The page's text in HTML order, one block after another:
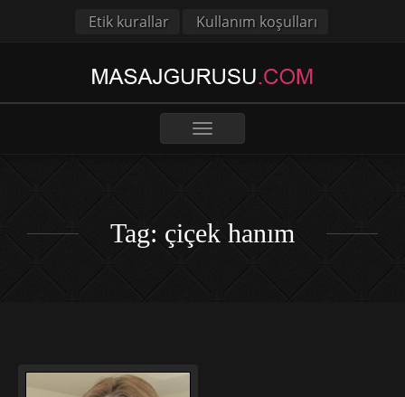
Etik kurallar Kullanım koşulları
Toggle
Tag: çiçek hanım